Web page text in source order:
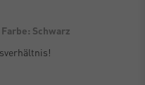
Farbe: Schwarz